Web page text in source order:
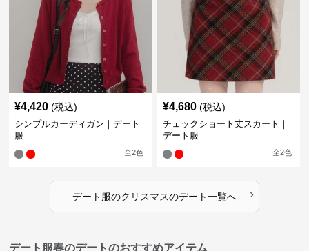
¥4,420 (税込)
シンプルカーディガン｜デート
服
全2色
¥4,680 (税込)
チェックショート丈スカート｜
デート服
全2色
デート服のクリスマスのデート一覧へ ›
デート服春のデートのおすすめアイテム